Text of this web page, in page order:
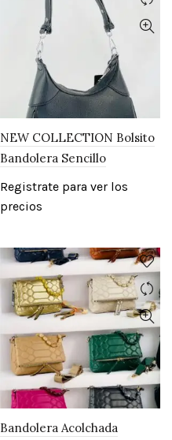
NEW COLLECTION Bolsito
Bandolera Sencillo
Registrate para ver los
precios
Bandolera Acolchada